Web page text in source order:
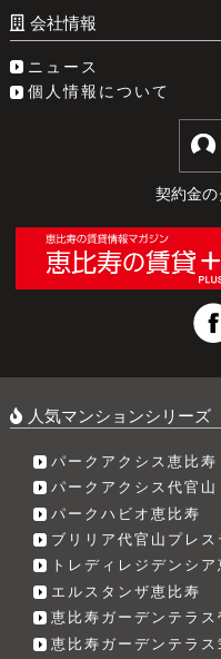
会社情報
ニュース
個人情報について
契約金
人気マンションシリーズ
パークアクシス恵比寿
パークアクシス代官山
パークハビオ恵比寿
ブリリア代官山プレス
トレディレジデンシア
エルスタンザ恵比寿
恵比寿ガーデンテラス
恵比寿ガーデンテラス